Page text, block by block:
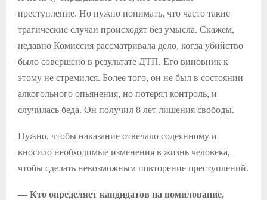
преступление. Но нужно понимать, что часто такие
трагические случаи происходят без умысла. Скажем,
недавно Комиссия рассматривала дело, когда убийство
было совершено в результате ДТП. Его виновник к
этому не стремился. Более того, он не был в состоянии
алкогольного опьянения, но потерял контроль, и
случилась беда. Он получил 8 лет лишения свободы.
Нужно, чтобы наказание отвечало содеянному и
вносило необходимые изменения в жизнь человека,
чтобы сделать невозможным повторение преступлений.
— Кто определяет кандидатов на помилование,